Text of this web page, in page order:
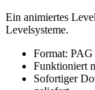
Ein animiertes
Levelsysteme.
Format: PAG
Funktioniert
Sofortiger